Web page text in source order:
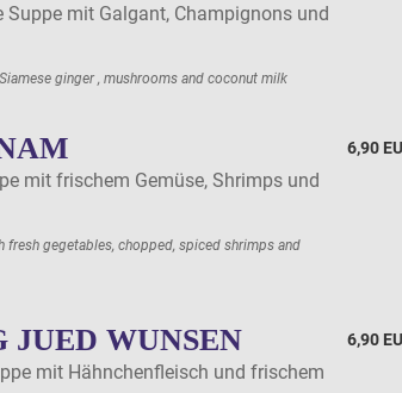
Suppe mit Galgant, Champignons und
ginger , mushrooms and coconut milk
mit frischem Gemüse, Shrimps und
fresh gegetables, chopped, spiced shrimps and
6,90
JUED WUNSEN
mit Hähnchenfleisch und frischem
6,90